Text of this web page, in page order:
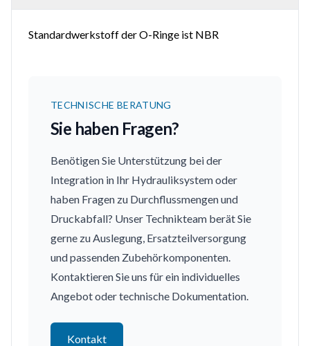
Standardwerkstoff der O-Ringe ist NBR
TECHNISCHE BERATUNG
Sie haben Fragen?
Benötigen Sie Unterstützung bei der
Integration in Ihr Hydrauliksystem oder
haben Fragen zu Durchflussmengen und
Druckabfall? Unser Technikteam berät Sie
gerne zu Auslegung, Ersatzteilversorgung
und passenden Zubehörkomponenten.
Kontaktieren Sie uns für ein individuelles
Angebot oder technische Dokumentation.
Kontakt